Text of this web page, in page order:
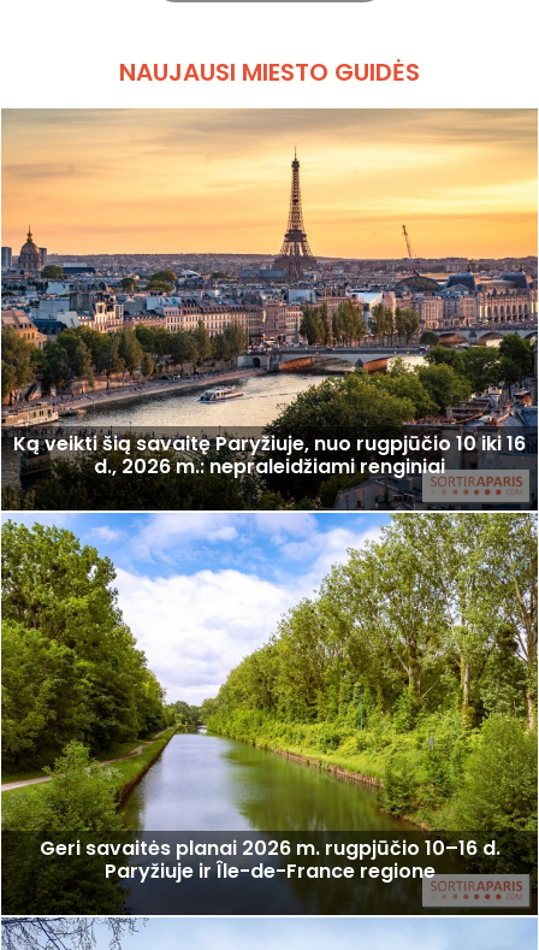
NAUJAUSI MIESTO GUIDĖS
Ką veikti šią savaitę Paryžiuje, nuo rugpjūčio 10 iki 16
d., 2026 m.: nepraleidžiami renginiai
Geri savaitės planai 2026 m. rugpjūčio 10–16 d.
Paryžiuje ir Île-de-France regione